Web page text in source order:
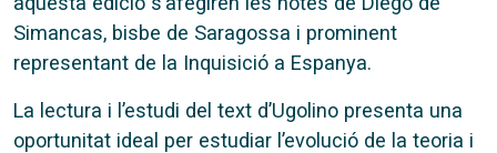
Simancas, bisbe de Saragossa i prominent
representant de la Inquisició a Espanya.
La lectura i l’estudi del text d’Ugolino presenta una
oportunitat ideal per estudiar l’evolució de la teoria i